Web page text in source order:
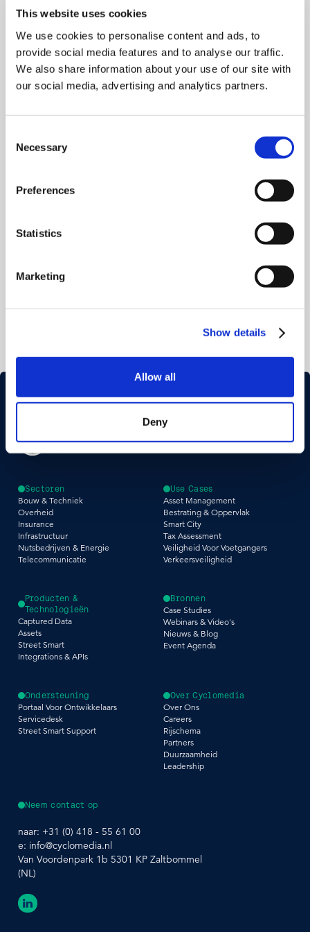
This website uses cookies
We use cookies to personalise content and ads, to
provide social media features and to analyse our traffic.
We also share information about your use of our site with
our social media, advertising and analytics partners.
Selection
Necessary
Preferences
Statistics
Marketing
Show details
Allow all
Deny
Neem contact op
naar: +31 (0) 418 - 55 61 00
e: info@cyclomedia.nl
Van Voordenpark 1b 5301 KP Zaltbommel
(NL)
Sectoren
Bouw & Techniek
Overheid
Insurance
Infrastructuur
Nutsbedrijven & Energie
Telecommunicatie
Use Cases
Asset Management
Bestrating & Oppervlak
Smart City
Tax Assessment
Veiligheid Voor Voetgangers
Verkeersveiligheid
Producten &
Technologieën
Captured Data
Assets
Street Smart
Integrations & APIs
Bronnen
Case Studies
Webinars & Video's
Nieuws & Blog
Event Agenda
Ondersteuning
Portaal Voor Ontwikkelaars
Servicedesk
Street Smart Support
Over Cyclomedia
Over Ons
Careers
Rijschema
Partners
Duurzaamheid
Leadership
Partners
Duurzaamheid
Leiderschapsteam
Partners
Duurzaamheid
Leiderschapsteam